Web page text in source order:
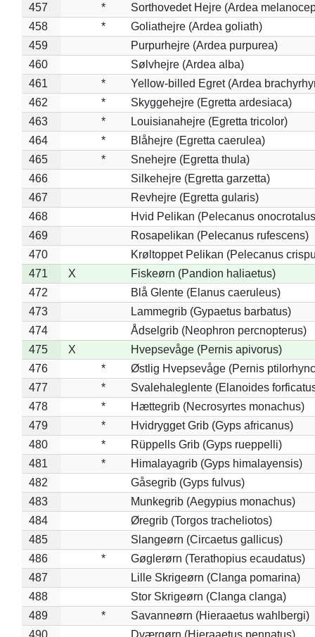
457
*
Sorthovedet Hejre (Ardea
458
*
Goliathejre (Ardea goliath)
459
Purpurhejre (Ardea purpurea)
460
Sølvhejre (Ardea alba)
461
*
Yellow-billed Egret (Ardea
462
*
Skyggehejre (Egretta ardesiaca)
463
*
Louisianahejre (Egretta tricolor)
464
*
Blåhejre (Egretta caerulea)
465
*
Snehejre (Egretta thula)
466
Silkehejre (Egretta garzetta)
467
Revhejre (Egretta gularis)
468
Hvid Pelikan (Pelecanus
469
Rosapelikan (Pelecanus rufescens)
470
Krøltoppet Pelikan (Pelecanus
471
X
Fiskeørn (Pandion haliaetus)
472
Blå Glente (Elanus caeruleus)
473
Lammegrib (Gypaetus barbatus)
474
Ådselgrib (Neophron percnopterus)
475
X
Hvepsevåge (Pernis apivorus)
476
*
Østlig Hvepsevåge (Pernis
477
*
Svalehaleglente (Elanoides
478
*
Hættegrib (Necrosyrtes monachus)
479
*
Hvidrygget Grib (Gyps africanus)
480
*
Rüppells Grib (Gyps rueppelli)
481
*
Himalayagrib (Gyps himalayensis)
482
Gåsegrib (Gyps fulvus)
483
Munkegrib (Aegypius monachus)
484
Øregrib (Torgos tracheliotos)
485
Slangeørn (Circaetus gallicus)
486
*
Gøglerørn (Terathopius ecaudatus)
487
Lille Skrigeørn (Clanga pomarina)
488
Stor Skrigeørn (Clanga clanga)
489
*
Savanneørn (Hieraaetus wahlbergi)
490
Dværgørn (Hieraaetus pennatus)